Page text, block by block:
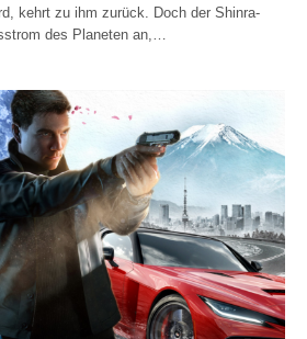
kehrt zu ihm zurück. Doch der Shinra-
des Planeten an,…